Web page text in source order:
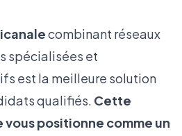
combinant réseaux
spécialisées et
est la meilleure solution
qualifiés. Cette
positionne comme un